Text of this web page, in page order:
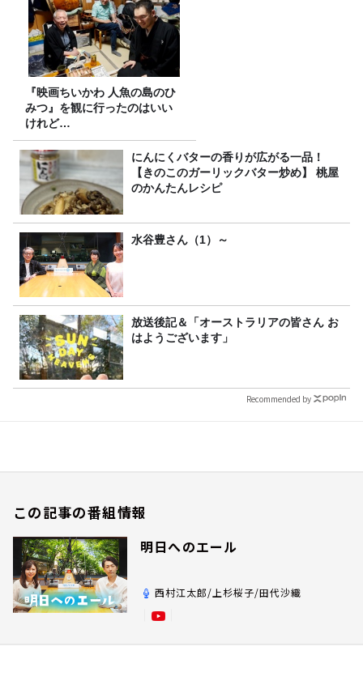
『映画ちいかわ 人魚の島のひ
みつ』を観に行ったのはいい
けれど…
にんにくバターの香りが広がる一品！
【きのこのガーリックバター炒め】 桃屋
のかんたんレシピ
水谷豊さん（1）～
放送後記＆「オーストラリアの皆さん お
はようございます」
Recommended by
この記事の番組情報
明日へのエール
西村江太郎/上杉桜子/田代沙織